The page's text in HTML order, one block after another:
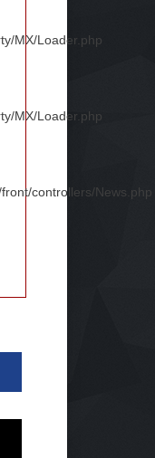
MX/Loader.php
MX/Loader.php
controllers/News.php